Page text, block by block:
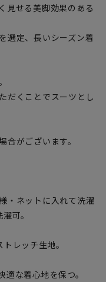
見せる美脚効果のある
選定、長いシーズン着
だくことでスーツとし
がございます。
・ネットに入れて洗濯
可。
レッチ生地。
な着心地を保つ。